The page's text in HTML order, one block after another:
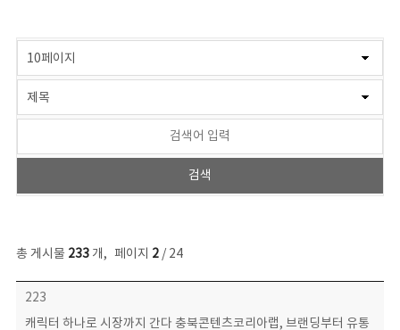
총 게시물 233개, 페이지 2/ 24
보도자료 목록 - 번호, 제목, 작성자, 파일, 조회수, 작성일 정보 제공
223
캐릭터 하나로 시장까지 간다 충북콘텐츠코리아랩, 브랜딩부터 유통